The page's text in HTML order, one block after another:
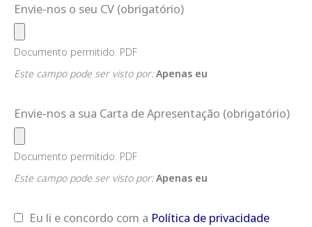
Envie-nos o seu CV (obrigatório)
Documento permitido: PDF
Este campo pode ser visto por:Apenas eu
Envie-nos a sua Carta de Apresentação (obrigatório)
Documento permitido: PDF
Este campo pode ser visto por:Apenas eu
Eu li e concordo com a Política de privacidade